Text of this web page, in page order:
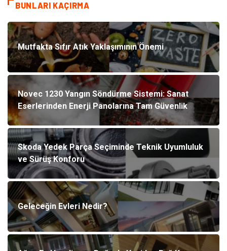
BUNLARI KAÇIRMA
Mutfakta Sıfır Atık Yaklaşımının Önemi
Novec 1230 Yangın Söndürme Sistemi: Sanat
Eserlerinden Enerji Panolarına Tam Güvenlik
Skoda Yedek Parça Seçiminde Teknik Uyumluluk
ve Sürüş Konforu
Geleceğin Evleri Nedir?